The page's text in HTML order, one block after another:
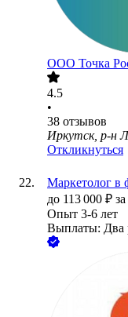
ООО Точка
4.5
•
38 отзывов
Иркутск, р-н
Откликнуться
Маркетолог в
до 113 000 ₽
Опыт 3-6 лет
Выплаты: Два